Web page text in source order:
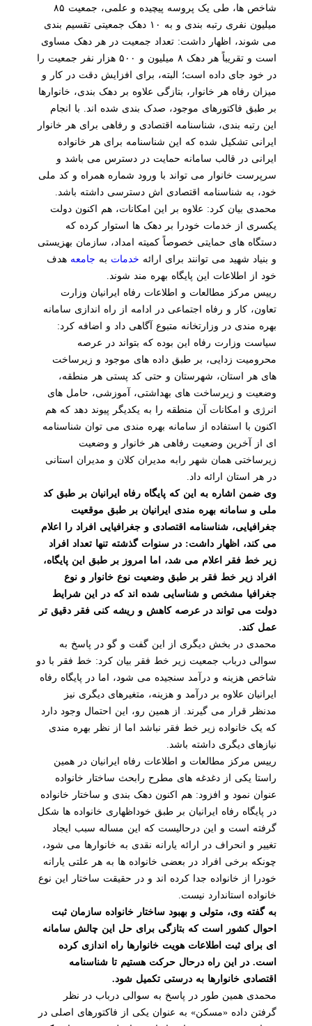
شاخص ها، طی یک پروسه پیچیده و علمی، جمعیت ۸۵
میلیون نفری رتبه بندی و به ۱۰ دهک جمعیتی تقسیم بندی
می شوند، اظهار داشت: تعداد جمعیت در هر دهک مساوی
است و تقریباً هر دهک ۸ میلیون و ۵۰۰ هزار نفر جمعیت را
در خود جای داده است؛ البته، برای افزایش دقت در کار و
میزان رفاه هر خانوار، بتازگی علاوه بر دهک بندی، خانوارها
بر طبق فاکتورهای موجود، صدک بندی شده اند. با انجام
این رتبه بندی، شناسنامه اقتصادی و رفاهی برای هر خانوار
ایرانی تشکیل شده که این شناسنامه برای هر خانواده
ایرانی در قالب سامانه حمایت در دسترس می باشد و
سرپرست خانوار می تواند با ورود شماره همراه و کد ملی
خود، به شناسنامه اقتصادی اش دسترسی داشته باشد.
محمدی بیان کرد: علاوه بر این امکانات، هم اکنون دولت
یکسری از خدمات خودرا بر دهک ها استوار کرده که
دستگاه های حمایتی خصوصاً کمیته امداد، سازمان بهزیستی
و بنیاد شهید می توانند برای ارائه خدماتبهجامعههدف
خود از اطلاعات این پایگاه بهره مند شوند.
رییس مرکز مطالعات و اطلاعات رفاه ایرانیان وزارت
تعاون، کار و رفاه اجتماعی در ادامه از راه اندازی سامانه
بهره مندی در وزارتخانه متبوع آگاهی داد و اضافه کرد:
سیاست وزارت رفاه این بوده که بتواند در عرصه
محرومیت زدایی، بر طبق داده های موجود و زیرساخت
های هر استان، شهرستان و حتی کد پستی هر منطقه،
وضعیت و زیرساخت های بهداشتی، آموزشی، حامل های
انرژی و امکانات آن منطقه را به یکدیگر پیوند دهد که هم
اکنون با استفاده از سامانه بهره مندی می توان شناسنامه
ای از آخرین وضعیت رفاهی هر خانوار و وضعیت
زیرساختی همان شهر رابه مدیران کلان و مدیران استانی
در هر استان ارائه داد.
وی ضمن اشاره به این که پایگاه رفاه ایرانیان بر طبق کد
ملی و سامانه بهره مندی ایرانیان بر طبق موقعیت
جغرافیایی، شناسنامه اقتصادی و جغرافیایی افراد را اعلام
می کند، اظهار داشت: در سنوات گذشته تنها تعداد افراد
زیر خط فقر اعلام می شد، اما امروز بر طبق این پایگاه،
افراد زیر خط فقر بر طبق وضعیت نوع خانوار و نوع
جغرافیا مشخص و شناسایی شده اند که در این شرایط
دولت می تواند در عرصه کاهش و ریشه کنی فقر دقیق تر
عمل کند.
محمدی در بخش دیگری از این گفت و گو در پاسخ به
سوالی درباب جمعیت زیر خط فقر بیان کرد: خط فقر با دو
شاخص هزینه و درآمد سنجیده می شود، اما در پایگاه رفاه
ایرانیان علاوه بر درآمد و هزینه، متغیرهای دیگری نیز
مدنظر قرار می گیرند. از همین رو، این احتمال وجود دارد
که یک خانواده زیر خط فقر نباشد اما از نظر بهره مندی
نیازهای دیگری داشته باشد.
رییس مرکز مطالعات و اطلاعات رفاه ایرانیان در همین
راستا یکی از دغدغه های مطرح رابحث ساختار خانواده
عنوان نمود و افزود: هم اکنون دهک بندی و ساختار خانواده
در پایگاه رفاه ایرانیان بر طبق خوداظهاری خانواده ها شکل
گرفته است و این درحالیست که این مساله سبب ایجاد
تغییر و انحراف در ارائه یارانه نقدی به خانوارها می شود،
چونکه برخی افراد در بعضی خانواده ها به هر علتی یارانه
خودرا از خانواده جدا کرده اند و در حقیقت ساختار این نوع
خانواده استاندارد نیست.
به گفته وی، متولی و بهبود ساختار خانواده سازمان ثبت
احوال کشور است که بتازگی برای حل این چالش سامانه
ای برای ثبت اطلاعات هویت خانوارها راه اندازی کرده
است. در این راه درحال حرکت هستیم تا شناسنامه
اقتصادی خانوارها به درستی تکمیل شود.
محمدی همین طور در پاسخ به سوالی درباب در نظر
گرفتن داده «مسکن» به عنوان یکی از فاکتورهای اصلی در